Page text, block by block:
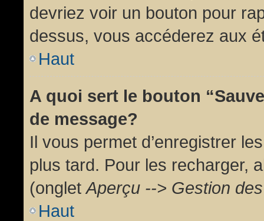
devriez voir un bouton pour
dessus, vous accéderez aux
Haut
A quoi sert le bouton
de message?
Il vous permet d’enregistrer
plus tard. Pour les recharger,
(ongletAperçu --> Gestion
Haut